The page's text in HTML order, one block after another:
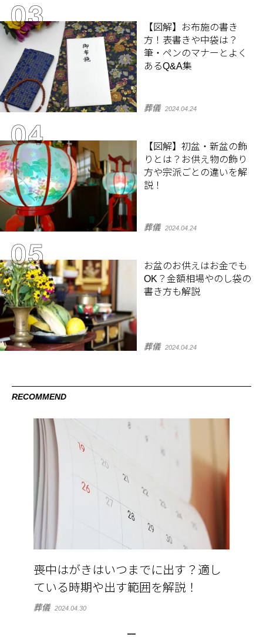
【図解】お布施の書き
方！表書きや中袋は？
筆・ペンのマナーとよく
あるQ&A集
葬儀 2024.04.24
【図解】初盆・新盆の飾
りとは？お供え物の飾り
方や宗派ごとの違いを解
説！
葬儀 2024.04.24
お盆のお供えはお金でも
OK？金額相場やのし袋の
書き方も解説
葬儀 2024.04.24
RECOMMEND
喪中はがきはいつまでに出す？適し
ている時期や出す範囲を解説！
葬儀 2024.04.30